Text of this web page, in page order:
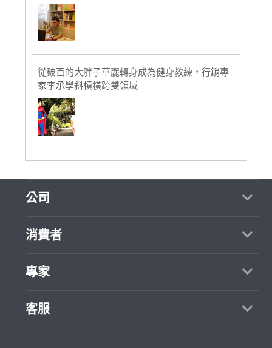
從破百的大胖子華麗轉身成為健身教練，行銷專
家李承學斜槓橫跨雙領域
公司
關於我們
部落格
加入我們
消費者
買服務
熱門服務
專家
找案件
客服